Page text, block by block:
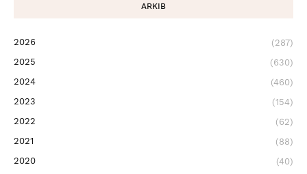
ARKIB
2026
(287)
2025
(630)
2024
(460)
2023
(154)
2022
(62)
2021
(88)
2020
(40)